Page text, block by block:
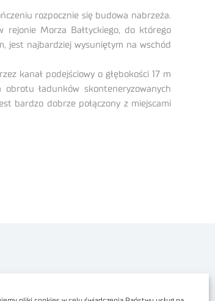
rozpocznie się budowa nabrzeża.
rejonie Morza Bałtyckiego, do którego
jest najbardziej wysuniętym na wschód
kanał podejściowy o głębokości 17 m
ładunków skonteneryzowanych
bardzo dobrze połączony z miejscami
cyfrowa